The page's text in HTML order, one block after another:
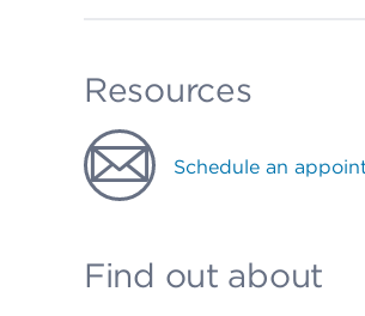
Resources
Schedule an
Find out about